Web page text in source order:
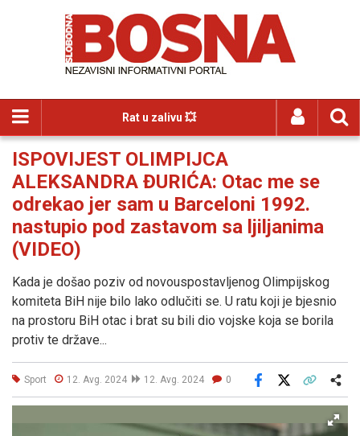
Rat u zalivu 💥
ISPOVIJEST OLIMPIJCA
ALEKSANDRA ĐURIĆA: Otac me se
odrekao jer sam u Barceloni 1992.
nastupio pod zastavom sa ljiljanima
(VIDEO)
Kada je došao poziv od novouspostavljenog Olimpijskog
komiteta BiH nije bilo lako odlučiti se. U ratu koji je bjesnio
na prostoru BiH otac i brat su bili dio vojske koja se borila
protiv te države...
Sport 12. Avg. 2024 12. Avg. 2024 0
Facebook